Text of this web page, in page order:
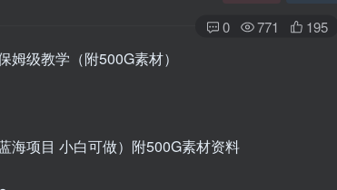
0 771 195
海项目 小白可做）附500G素材资料